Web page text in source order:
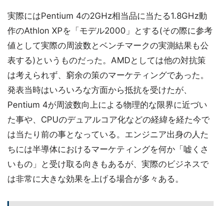
実際にはPentium 4の2GHz相当品に当たる1.8GHz動
作のAthlon XPを「モデル2000」とする(その際に参考
値として実際の周波数とベンチマークの実測結果も公
表する)というものだった。AMDとしては他の対抗策
は考えられず、窮余の策のマーケティングであった。
発表当時はいろいろな方面から抵抗を受けたが、
Pentium 4が周波数向上による物理的な限界に近づい
た事や、CPUのデュアルコア化などの経緯を経た今で
は当たり前の事となっている。エンジニア出身の人た
ちには半導体におけるマーケティングを何か「嘘くさ
いもの」と受け取る向きもあるが、実際のビジネスで
は非常に大きな効果を上げる場合が多々ある。